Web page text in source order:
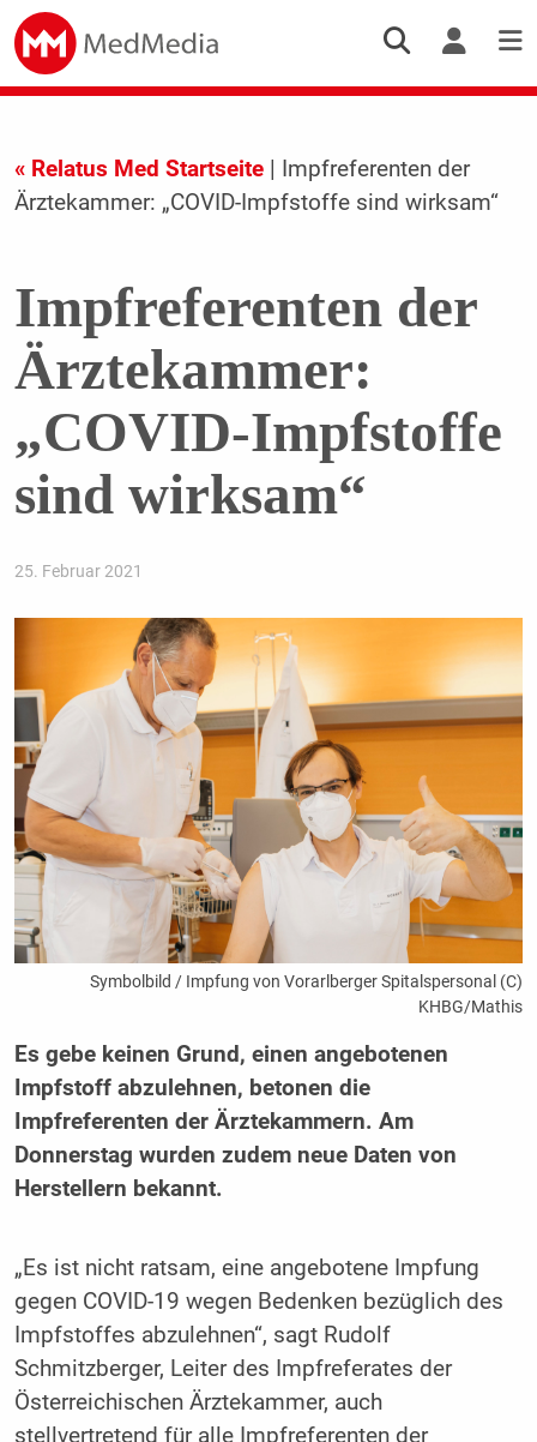
« Relatus Med Startseite| Impfreferenten der
Ärztekammer: „COVID-Impfstoffe sind wirksam“
Impfreferenten der
Ärztekammer:
„COVID-Impfstoffe
sind wirksam“
25. Februar 2021
Symbolbild / Impfung von Vorarlberger Spitalspersonal (C)
KHBG/Mathis
Es gebe keinen Grund, einen angebotenen
Impfstoff abzulehnen, betonen die
Impfreferenten der Ärztekammern. Am
Donnerstag wurden zudem neue Daten von
Herstellern bekannt.
„Es ist nicht ratsam, eine angebotene Impfung
gegen COVID-19 wegen Bedenken bezüglich des
Impfstoffes abzulehnen“, sagt Rudolf
Schmitzberger, Leiter des Impfreferates der
Österreichischen Ärztekammer, auch
stellvertretend für alle Impfreferenten der